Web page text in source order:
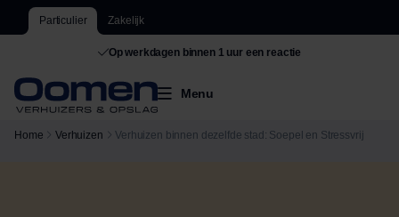
Particulier Zakelijk
Op werkdagen binnen 1 uur een reactie
Menu
Home Verhuizen Verhuizen binnen dezelfde stad: Soepel en Stressvrij